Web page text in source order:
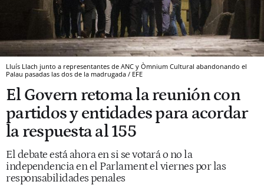
Lluís Llach junto a representantes de ANC y Òmnium Cultural abandonando el
Palau pasadas las dos de la madrugada / EFE
El Govern retoma la reunión con
partidos y entidades para acordar
la respuesta al 155
El debate está ahora en si se votará o no la
independencia en el Parlament el viernes por las
responsabilidades penales